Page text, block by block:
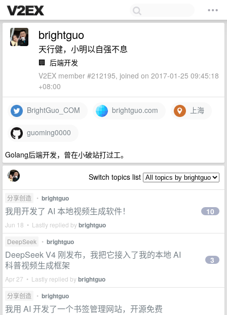
brightguo
天行健，小明以自强不息
🏢 后端开发
V2EX member #212195, joined on 2017-01-25 09:45:18
+08:00
BrightGuo_COM brightguo.com 上海
guoming0000
Golang后端开发，曾在小破站打过工。
Switch topics list
分享创造 • brightguo
我用开发了 AI 本地视频生成软件！
Jun 18 • Lastly replied bybrightguo
10
DeepSeek • brightguo
DeepSeek V4 刚发布，我把它接入了我的本地 AI
科普视频生成框架
Apr 27 • Lastly replied bybrightguo
3
分享创造 • brightguo
我用 AI 开发了一个书签管理网站，开源免费